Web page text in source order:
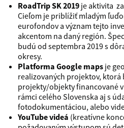
RoadTrip SK 2019 je aktivita
Cieľom je priblížiť mladým
eurofondov a význam tejto
akcentom na daný región.
budú od septembra 2019 s
okresy.
Platforma Google maps je
realizovaných projektov, ktorá
projekty/objekty financované v
rámci celého Slovenska aj s
fotodokumentáciou, alebo
YouTube videá (kreatívne